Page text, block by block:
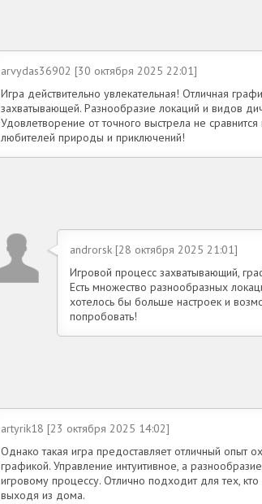
arvydas36902 [30 октября 2025 22:01]
Игра действительно увлекательная! Отличная
захватывающей. Разнообразие локаций и видов
Удовлетворение от точного выстрела не
любителей природы и приключений!
androrsk [28 октября 2025 21:01]
Игровой процесс захватывающий,
Есть множество разнообразных
хотелось бы больше настроек и
попробовать!
artyrik18 [23 октября 2025 14:02]
Однако такая игра предоставляет отличный опыт
графикой. Управление интуитивное, а
игровому процессу. Отлично подходит для тех,
выходя из дома.